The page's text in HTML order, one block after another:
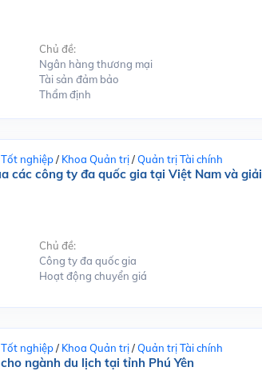
Chủ đề:
Ngân hàng thương mại
Tài sản đảm bảo
Thẩm định
nghiệp/ Khoa Quản trị/Quản trị Tài chính
các công ty đa quốc gia tại Việt Nam và giải
Chủ đề:
Công ty đa quốc gia
Hoạt động chuyển giá
nghiệp/ Khoa Quản trị/Quản trị Tài chính
ngành du lịch tại tỉnh Phú Yên